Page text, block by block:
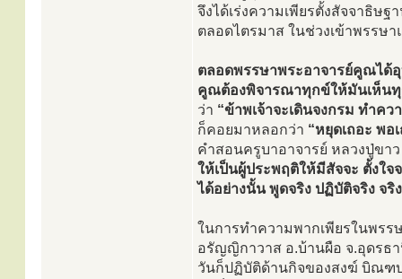
จึงได้เร่งความเพียรตั้งสัจจาธิษ
ตลอดไตรมาส ในช่วงเข้าพรรษ
ตลอดพรรษาพระอาจารย์คูณได้
คูณต้องพิจารณาทุกข์ให้มันเห็น
ว่า “ข้าพเจ้าจะเดินจงกรม ทำคว
ก็คอยมาหลอกว่า “หยุดเถอะ พอ
คำสอนครูบาอาจารย์ หลวงปู่ขา
ให้เป็นผู้ประพฤติให้มีสัจจะ ตั้งใจ
ได้อย่างนั้น พูดจริง ปฏิบัติจริง จริ
ในการทำความพากเพียรในพร
อรัญญิกาวาส อ.บ้านผือ จ.อุดรธ
วันก็ปฏิบัติด้านกิจของสงฆ์ บิณฑ